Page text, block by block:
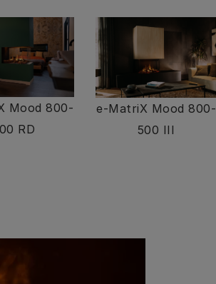
Mood 800-
RD
e-MatriX Mood 800-
500 III